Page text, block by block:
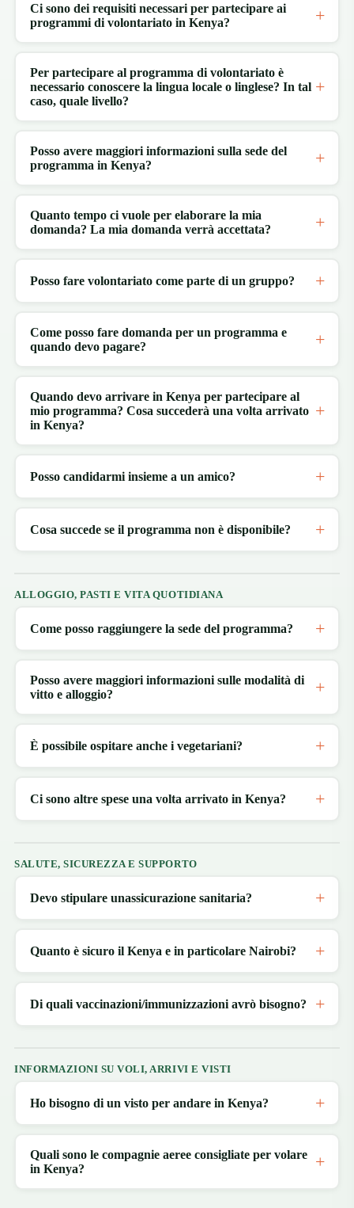
Ci sono dei requisiti necessari per partecipare ai
programmi di volontariato in Kenya?
Per partecipare al programma di volontariato è
necessario conoscere la lingua locale o linglese? In tal
caso, quale livello?
Posso avere maggiori informazioni sulla sede del
programma in Kenya?
Quanto tempo ci vuole per elaborare la mia
domanda? La mia domanda verrà accettata?
Posso fare volontariato come parte di un gruppo?
Come posso fare domanda per un programma e
quando devo pagare?
Quando devo arrivare in Kenya per partecipare al
mio programma? Cosa succederà una volta arrivato
in Kenya?
Posso candidarmi insieme a un amico?
Cosa succede se il programma non è disponibile?
ALLOGGIO, PASTI E VITA QUOTIDIANA
Come posso raggiungere la sede del programma?
Posso avere maggiori informazioni sulle modalità di
vitto e alloggio?
È possibile ospitare anche i vegetariani?
Ci sono altre spese una volta arrivato in Kenya?
SALUTE, SICUREZZA E SUPPORTO
Devo stipulare unassicurazione sanitaria?
Quanto è sicuro il Kenya e in particolare Nairobi?
Di quali vaccinazioni/immunizzazioni avrò bisogno?
INFORMAZIONI SU VOLI, ARRIVI E VISTI
Ho bisogno di un visto per andare in Kenya?
Quali sono le compagnie aeree consigliate per volare
in Kenya?